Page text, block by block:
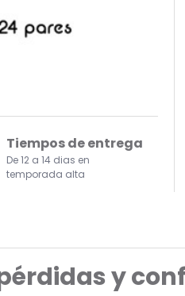
Tiempos de entrega
De 12 a 14 dias en
temporada alta
y